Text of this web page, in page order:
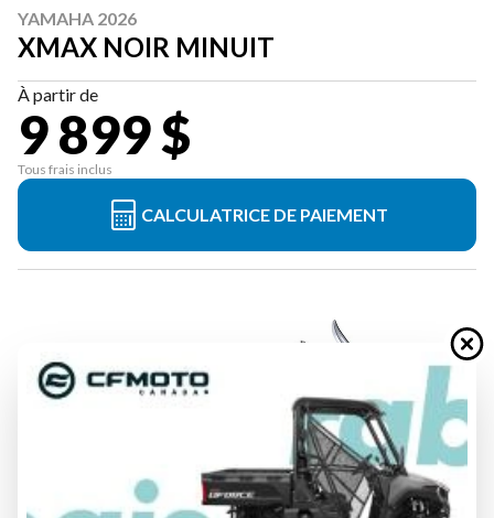
YAMAHA 2026
XMAX NOIR MINUIT
À partir de
9 899 $
Tous frais inclus
CALCULATRICE DE PAIEMENT